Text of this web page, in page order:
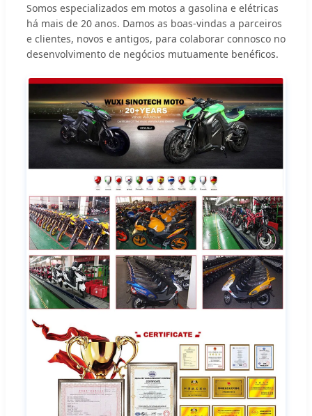
Somos especializados em motos a gasolina e elétricas
há mais de 20 anos. Damos as boas-vindas a parceiros
e clientes, novos e antigos, para colaborar connosco no
desenvolvimento de negócios mutuamente benéficos.